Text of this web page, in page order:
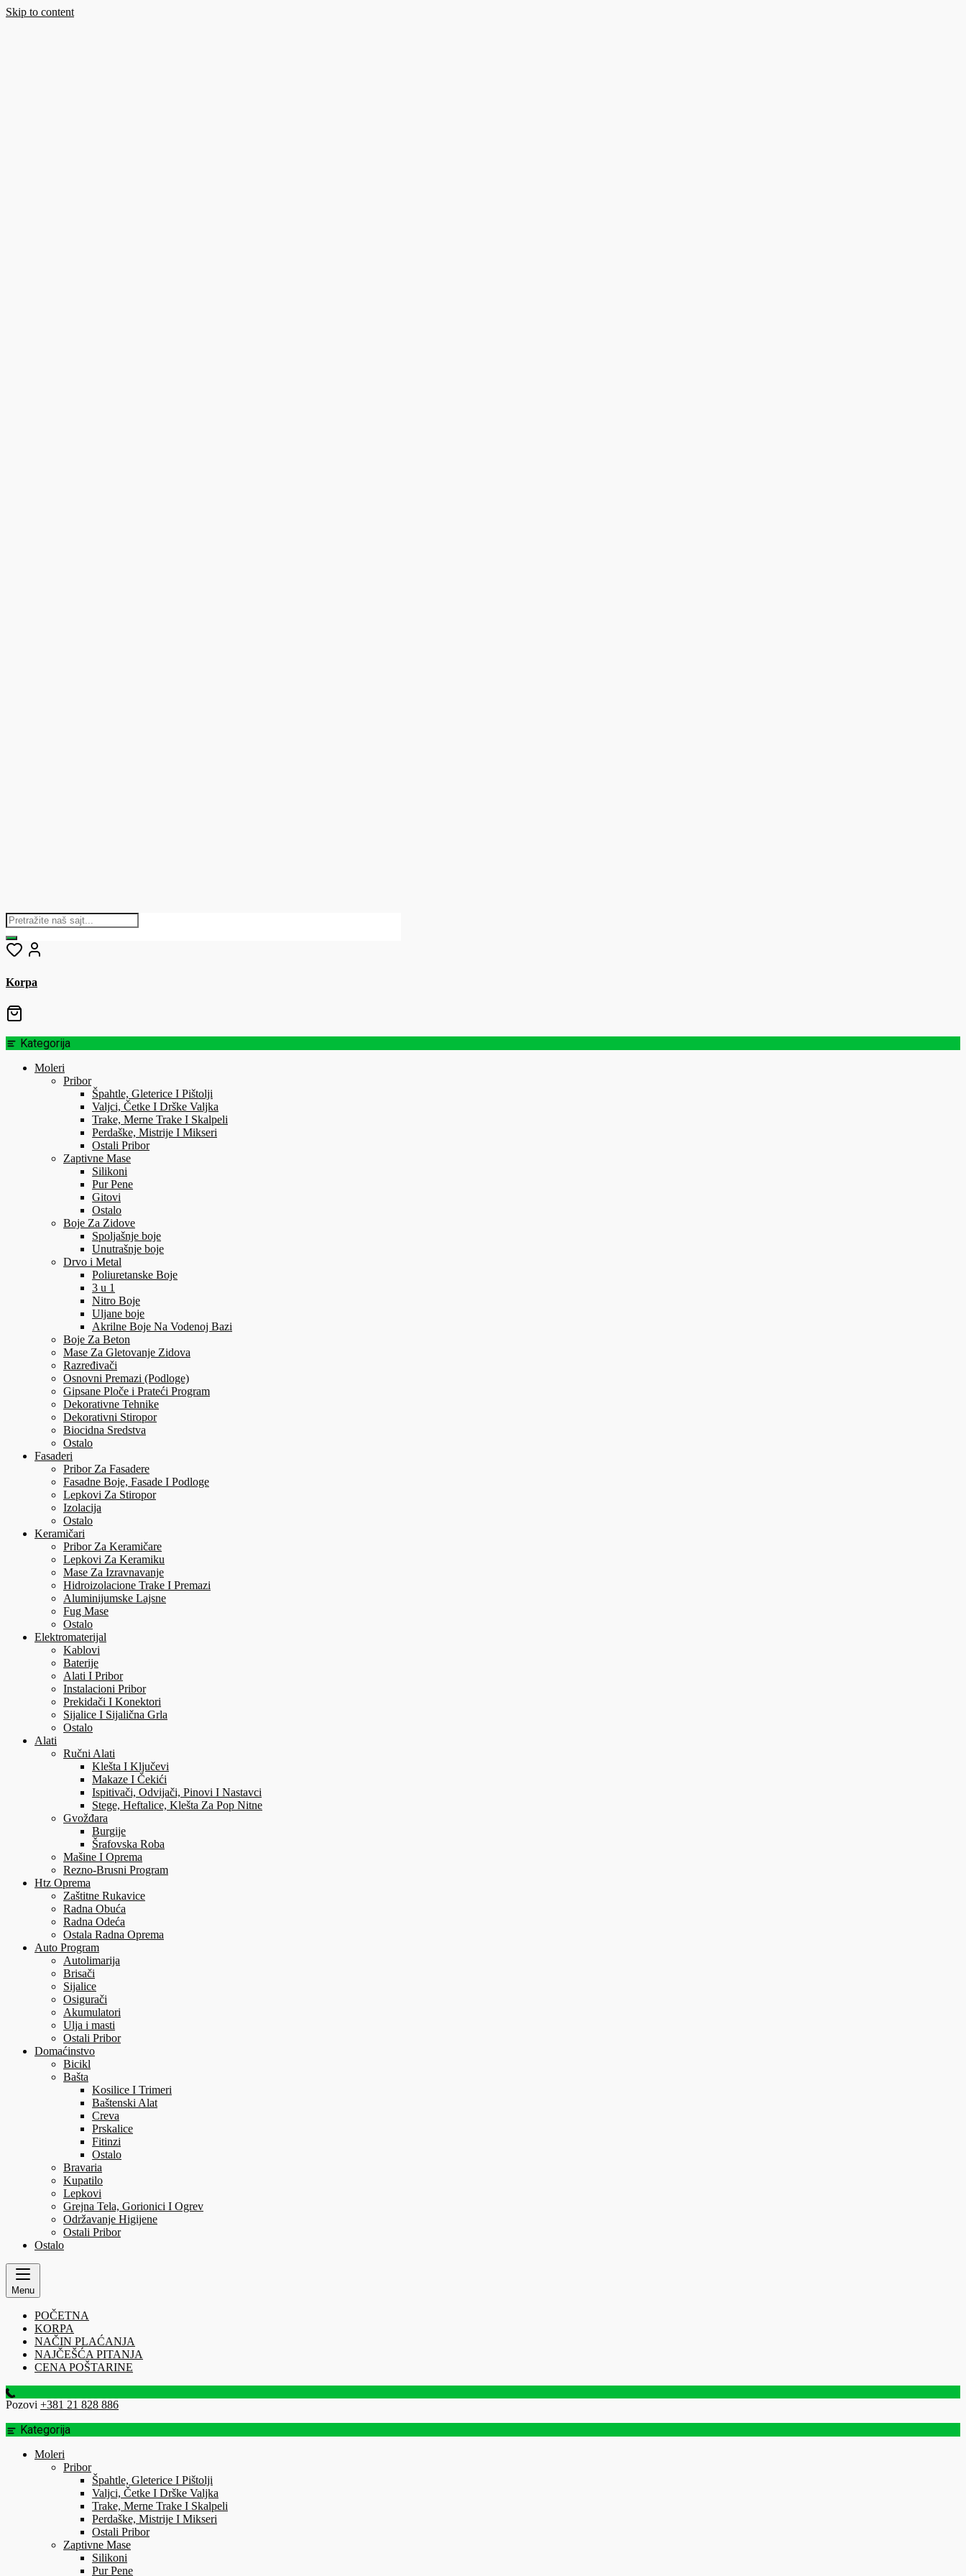
Skip to content
Korpa
Kategorija
Moleri
Pribor
Špahtle, Gleterice I Pištolji
Valjci, Četke I Drške Valjka
Trake, Merne Trake I Skalpeli
Perdaške, Mistrije I Mikseri
Ostali Pribor
Zaptivne Mase
Silikoni
Pur Pene
Gitovi
Ostalo
Boje Za Zidove
Spoljašnje boje
Unutrašnje boje
Drvo i Metal
Poliuretanske Boje
3 u 1
Nitro Boje
Uljane boje
Akrilne Boje Na Vodenoj Bazi
Boje Za Beton
Mase Za Gletovanje Zidova
Razređivači
Osnovni Premazi (Podloge)
Gipsane Ploče i Prateći Program
Dekorativne Tehnike
Dekorativni Stiropor
Biocidna Sredstva
Ostalo
Fasaderi
Pribor Za Fasadere
Fasadne Boje, Fasade I Podloge
Lepkovi Za Stiropor
Izolacija
Ostalo
Keramičari
Pribor Za Keramičare
Lepkovi Za Keramiku
Mase Za Izravnavanje
Hidroizolacione Trake I Premazi
Aluminijumske Lajsne
Fug Mase
Ostalo
Elektromaterijal
Kablovi
Baterije
Alati I Pribor
Instalacioni Pribor
Prekidači I Konektori
Sijalice I Sijalična Grla
Ostalo
Alati
Ručni Alati
Klešta I Ključevi
Makaze I Čekići
Ispitivači, Odvijači, Pinovi I Nastavci
Stege, Heftalice, Klešta Za Pop Nitne
Gvožđara
Burgije
Šrafovska Roba
Mašine I Oprema
Rezno-Brusni Program
Htz Oprema
Zaštitne Rukavice
Radna Obuća
Radna Odeća
Ostala Radna Oprema
Auto Program
Autolimarija
Brisači
Sijalice
Osigurači
Akumulatori
Ulja i masti
Ostali Pribor
Domaćinstvo
Bicikl
Bašta
Kosilice I Trimeri
Baštenski Alat
Creva
Prskalice
Fitinzi
Ostalo
Bravaria
Kupatilo
Lepkovi
Grejna Tela, Gorionici I Ogrev
Održavanje Higijene
Ostali Pribor
Ostalo
Menu
POČETNA
KORPA
NAČIN PLAĆANJA
NAJČEŠĆA PITANJA
CENA POŠTARINE
Pozovi +381 21 828 886
Kategorija
Moleri
Pribor
Špahtle, Gleterice I Pištolji
Valjci, Četke I Drške Valjka
Trake, Merne Trake I Skalpeli
Perdaške, Mistrije I Mikseri
Ostali Pribor
Zaptivne Mase
Silikoni
Pur Pene